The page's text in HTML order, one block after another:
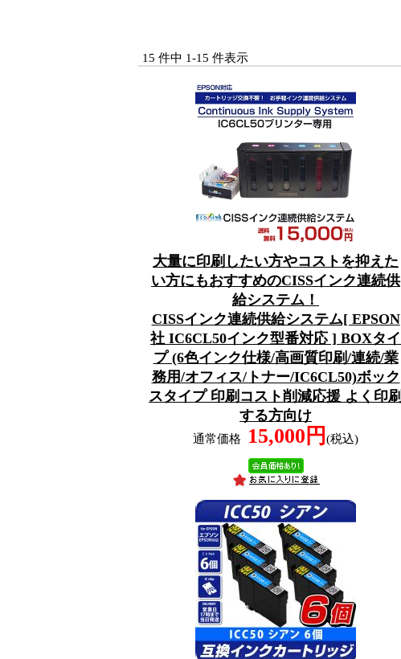
15 件中 1-15 件表示
大量に印刷したい方やコストを抑えた
い方にもおすすめのCISSインク連続供
給システム！
CISSインク連続供給システム[ EPSON
社 IC6CL50インク型番対応 ] BOXタイ
プ (6色インク仕様/高画質印刷/連続/業
務用/オフィス/トナー/IC6CL50)ボック
スタイプ 印刷コスト削減応援 よく印刷
する方向け
通常価格 15,000円 (税込)